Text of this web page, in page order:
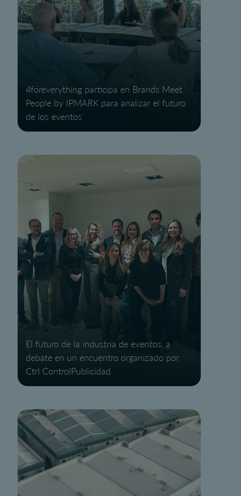
4foreverything participa en Brands Meet
People by IPMARK para analizar el futuro
de los eventos
El futuro de la industria de eventos, a
debate en un encuentro organizado por
Ctrl ControlPublicidad